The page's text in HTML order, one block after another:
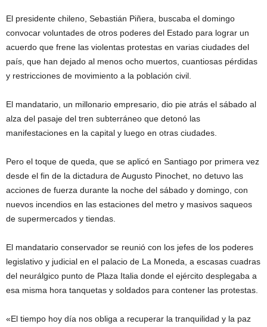
El presidente chileno, Sebastián Piñera, buscaba el domingo
convocar voluntades de otros poderes del Estado para lograr un
acuerdo que frene las violentas protestas en varias ciudades del
país, que han dejado al menos ocho muertos, cuantiosas pérdidas
y restricciones de movimiento a la población civil.
El mandatario, un millonario empresario, dio pie atrás el sábado al
alza del pasaje del tren subterráneo que detonó las
manifestaciones en la capital y luego en otras ciudades.
Pero el toque de queda, que se aplicó en Santiago por primera vez
desde el fin de la dictadura de Augusto Pinochet, no detuvo las
acciones de fuerza durante la noche del sábado y domingo, con
nuevos incendios en las estaciones del metro y masivos saqueos
de supermercados y tiendas.
El mandatario conservador se reunió con los jefes de los poderes
legislativo y judicial en el palacio de La Moneda, a escasas cuadras
del neurálgico punto de Plaza Italia donde el ejército desplegaba a
esa misma hora tanquetas y soldados para contener las protestas.
«El tiempo hoy día nos obliga a recuperar la tranquilidad y la paz